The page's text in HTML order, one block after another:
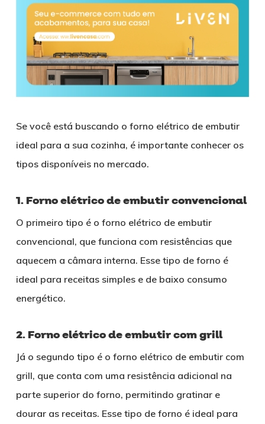
Se você está buscando o forno elétrico de embutir
ideal para a sua cozinha, é importante conhecer os
tipos disponíveis no mercado.
1. Forno elétrico de embutir convencional
O primeiro tipo é o forno elétrico de embutir
convencional, que funciona com resistências que
aquecem a câmara interna. Esse tipo de forno é
ideal para receitas simples e de baixo consumo
energético.
2. Forno elétrico de embutir com grill
Já o segundo tipo é o forno elétrico de embutir com
grill, que conta com uma resistência adicional na
parte superior do forno, permitindo gratinar e
dourar as receitas. Esse tipo de forno é ideal para